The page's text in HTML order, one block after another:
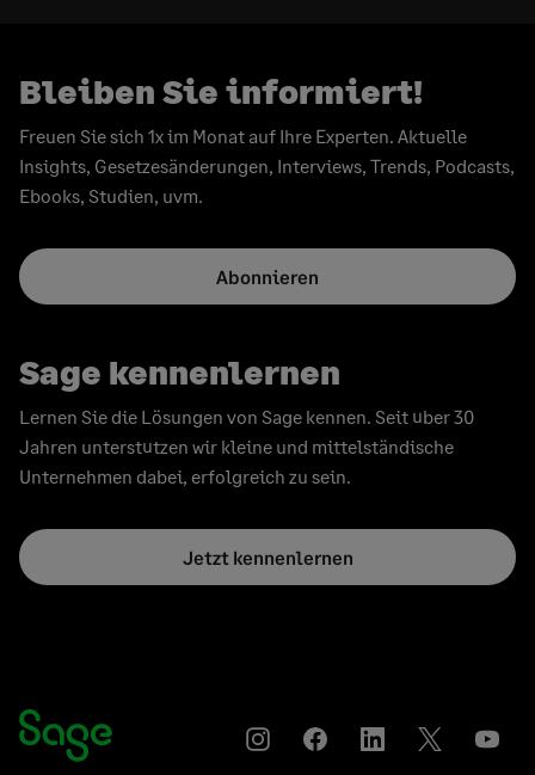
Bleiben Sie informiert!
Freuen Sie sich 1x im Monat auf Ihre Experten. Aktuelle
Insights, Gesetzesänderungen, Interviews, Trends, Podcasts,
Ebooks, Studien, uvm.
Abonnieren
Sage kennenlernen
Lernen Sie die Lösungen von Sage kennen. Seit über 30
Jahren unterstützen wir kleine und mittelständische
Unternehmen dabei, erfolgreich zu sein.
Jetzt kennenlernen
Instagram
Auf
Auf
Auf